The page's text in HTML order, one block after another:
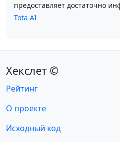
предоставляет достаточно
Tota AI
Хекслет ©
Рейтинг
О проекте
Исходный код